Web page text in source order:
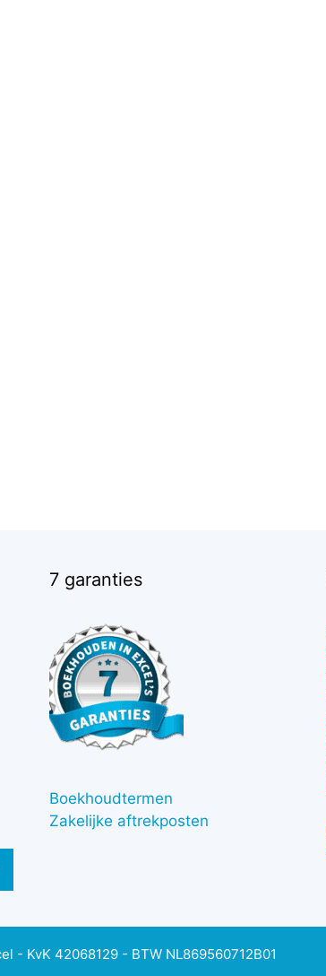
7 garanties
Boekhoudtermen
Zakelijke aftrekposten
- KvK 42068129 - BTW NL869560712B01